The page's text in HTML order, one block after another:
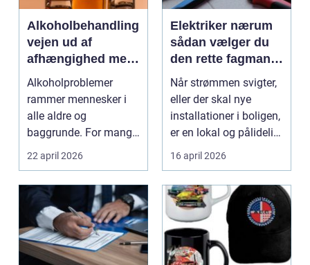
Alkoholbehandling
vejen ud af
afhængighed med
professionel støtte
Alkoholproblemer
rammer mennesker i
alle aldre og
baggrunde. For mange
starter det med
hyggedrik på ...
22 april 2026
Elektriker nærum
sådan vælger du
den rette fagmand
til dine el-opgaver
Når strømmen svigter,
eller der skal nye
installationer i boligen,
er en lokal og pålidelig
elektrik...
16 april 2026